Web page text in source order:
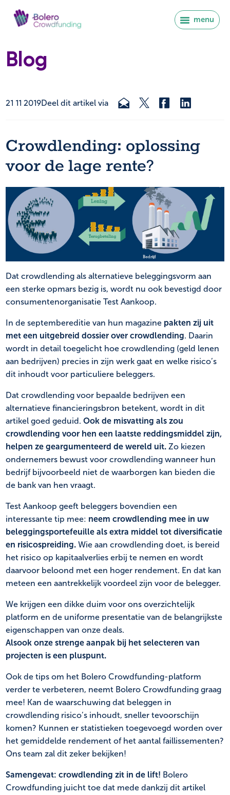
menu
Inloggen
Blog
21 11 2019Deel dit artikel via
Crowdlending: oplossing
voor de lage rente?
Dat crowdlending als alternatieve beleggingsvorm aan
een sterke opmars bezig is, wordt nu ook bevestigd door
consumentenorganisatie Test Aankoop.
In de septembereditie van hun magazine pakten zij uit
met een uitgebreid dossier over crowdlending. Daarin
wordt in detail toegelicht hoe crowdlending (geld lenen
aan bedrijven) precies in zijn werk gaat en welke risico’s
dit inhoudt voor particuliere beleggers.
Dat crowdlending voor bepaalde bedrijven een
alternatieve financieringsbron betekent, wordt in dit
artikel goed geduid. Ook de misvatting als zou
crowdlending voor hen een laatste reddingsmiddel zijn,
helpen ze geargumenteerd de wereld uit. Zo kiezen
ondernemers bewust voor crowdlending wanneer hun
bedrijf bijvoorbeeld niet de waarborgen kan bieden die
de bank van hen vraagt.
Test Aankoop geeft beleggers bovendien een
interessante tip mee: neem crowdlending mee in uw
beleggingsportefeuille als extra middel tot diversificatie
en risicospreiding. Wie aan crowdlending doet, is bereid
het risico op kapitaalverlies erbij te nemen en wordt
daarvoor beloond met een hoger rendement. En dat kan
meteen een aantrekkelijk voordeel zijn voor de belegger.
We krijgen een dikke duim voor ons overzichtelijk
platform en de uniforme presentatie van de belangrijkste
eigenschappen van onze deals.
Alsook onze strenge aanpak bij het selecteren van
projecten is een pluspunt.
Ook de tips om het Bolero Crowdfunding-platform
verder te verbeteren, neemt Bolero Crowdfunding graag
mee! Kan de waarschuwing dat beleggen in
crowdlending risico’s inhoudt, sneller tevoorschijn
komen? Kunnen er statistieken toegevoegd worden over
het gemiddelde rendement of het aantal faillissementen?
Ons team zal dit zeker bekijken!
Samengevat: crowdlending zit in de lift! Bolero
Crowdfunding juicht toe dat mede dankzij dit artikel